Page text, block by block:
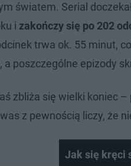
światem. Serial
i zakończy się po 202
trwa ok. 55 minut,
a poszczególne epizody
zbliża się wielki koniec
z pewnością liczy, że
Jak się kręci